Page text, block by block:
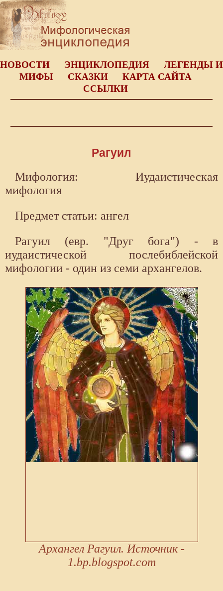
НОВОСТИ ЭНЦИКЛОПЕДИЯ
ЛЕГЕНДЫ И
МИФЫ
СКАЗКИ
КАРТА САЙТА
ССЫЛКИ
Рагуил
Мифология: Иудаистическая
мифология
Предмет статьи: ангел
Рагуил (евр. "Друг бога") - в
иудаистической послебиблейской
мифологии - один из семи архангелов.
Архангел Рагуил. Источник -
1.bp.blogspot.com